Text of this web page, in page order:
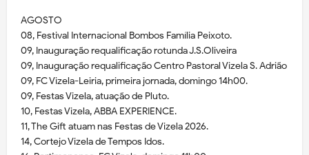
AGOSTO
08, Festival Internacional Bombos Família Peixoto.
09, Inauguração requalificação rotunda J.S.Oliveira
09, Inauguração requalificação Centro Pastoral Vizela S. Adrião
09, FC Vizela-Leiria, primeira jornada, domingo 14h00.
09, Festas Vizela, atuação de Pluto.
10, Festas Vizela, ABBA EXPERIENCE.
11, The Gift atuam nas Festas de Vizela 2026.
14, Cortejo Vizela de Tempos Idos.